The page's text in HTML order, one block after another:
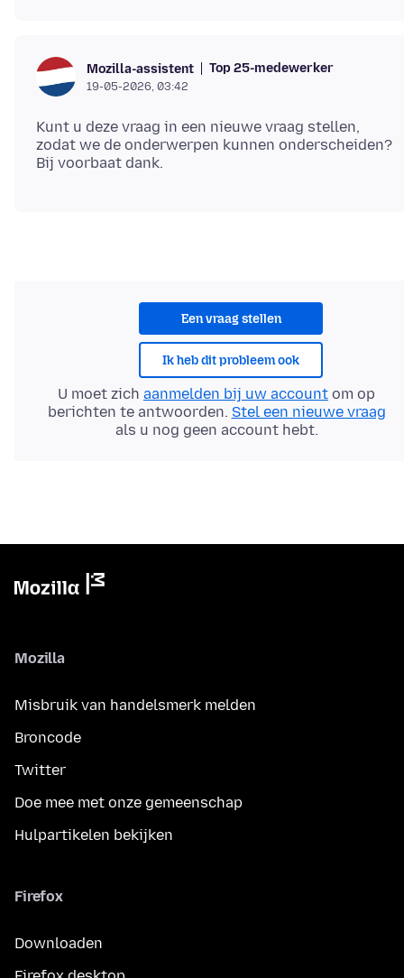
Mozilla-assistent Top 25-medewerker
19-05-2026, 03:42
Kunt u deze vraag in een nieuwe vraag stellen,
zodat we de onderwerpen kunnen onderscheiden?
Een vraag stellen
Ik heb dit probleem ook
U moet zich aanmelden bij uw account om op
berichten te antwoorden. Stel een nieuwe vraag
als u nog geen account hebt.
Mozilla
Misbruik van handelsmerk melden
Broncode
Twitter
Doe mee met onze gemeenschap
Hulpartikelen bekijken
Firefox
Downloaden